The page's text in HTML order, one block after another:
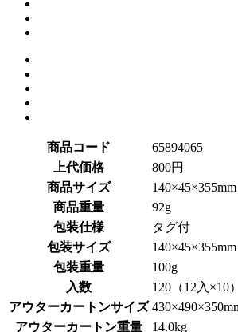
商品コード
65894065
上代価格
800円
商品サイズ
140×45×355mm
商品重量
92g
包装仕様
タグ付
包装サイズ
140×45×355mm
包装重量
100g
入数
120（12入×10）
アウターカートンサイズ
アウターカートン重量
14.0kg